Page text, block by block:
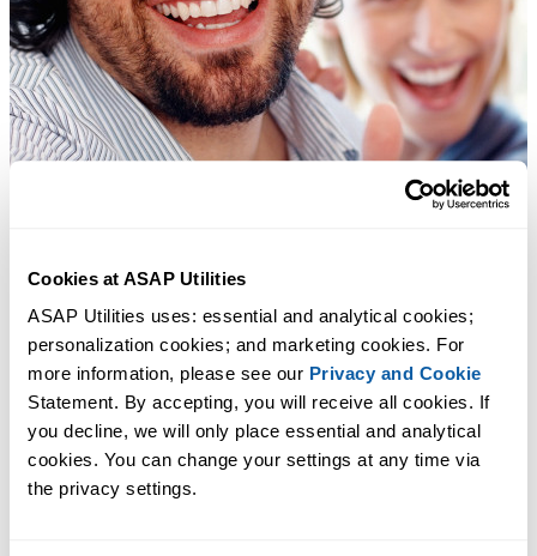
Cookies at ASAP Utilities
ASAP Utilities uses: essential and analytical cookies;
personalization cookies; and marketing cookies. For
more information, please see our Privacy and Cookie
Statement. By accepting, you will receive all cookies. If
you decline, we will only place essential and analytical
cookies. You can change your settings at any time via
the privacy settings.